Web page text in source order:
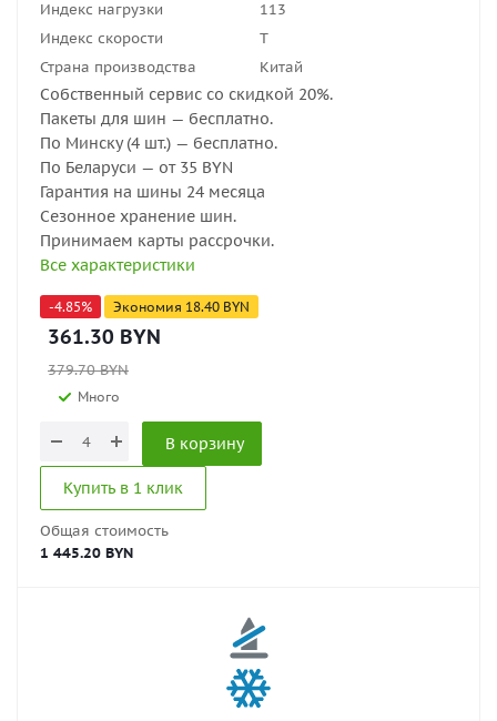
Индекс нагрузки
113
Индекс скорости
T
Страна производства
Китай
Собственный сервис со скидкой 20%.
Пакеты для шин — бесплатно.
По Минску (4 шт.) — бесплатно.
По Беларуси — от 35 BYN
Гарантия на шины 24 месяца
Сезонное хранение шин.
Принимаем карты рассрочки.
Все характеристики
-4.85% Экономия 18.40 BYN
361.30 BYN
379.70BYN
Много
В корзину
Купить в 1 клик
Общая стоимость
1 445.20 BYN